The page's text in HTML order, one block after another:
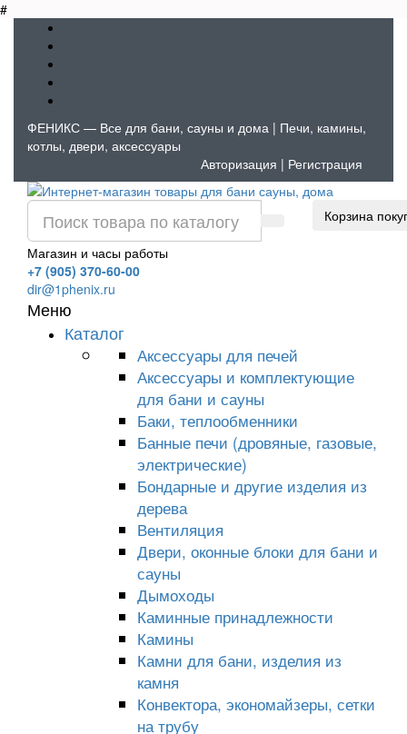
#
ФЕНИКС — Все для бани, сауны и дома | Печи, камины,
котлы, двери, аксессуары
Авторизация | Регистрация
Магазин и часы работы
+7 (905) 370-60-00
dir@1phenix.ru
Корзина
Меню
Каталог
Аксессуары для печей
Аксессуары и комплектующие
для бани и сауны
Баки, теплообменники
Банные печи (дровяные, газовые,
электрические)
Бондарные и другие изделия из
дерева
Вентиляция
Двери, оконные блоки для бани и
сауны
Дымоходы
Каминные принадлежности
Камины
Камни для бани, изделия из
камня
Конвектора, экономайзеры, сетки
на трубу